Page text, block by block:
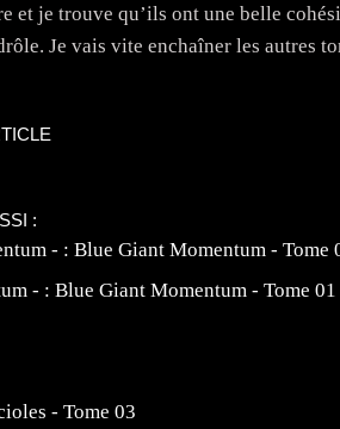
et je trouve qu’ils ont une belle
Je vais vite enchaîner les autres
:
- : Blue Giant Momentum - Tome 01